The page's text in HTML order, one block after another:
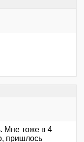
Мне тоже в 4
пришлось